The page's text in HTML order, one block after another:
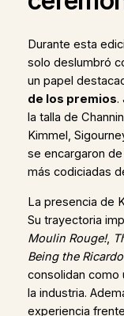
Durante esta
solo deslumbró
un papel
de los premios.
la talla de
Kimmel,
se encargaron
más codiciadas
La presencia de
Su trayectoria
Moulin Rouge!,
Being the
consolidan como
la industria.
experiencia